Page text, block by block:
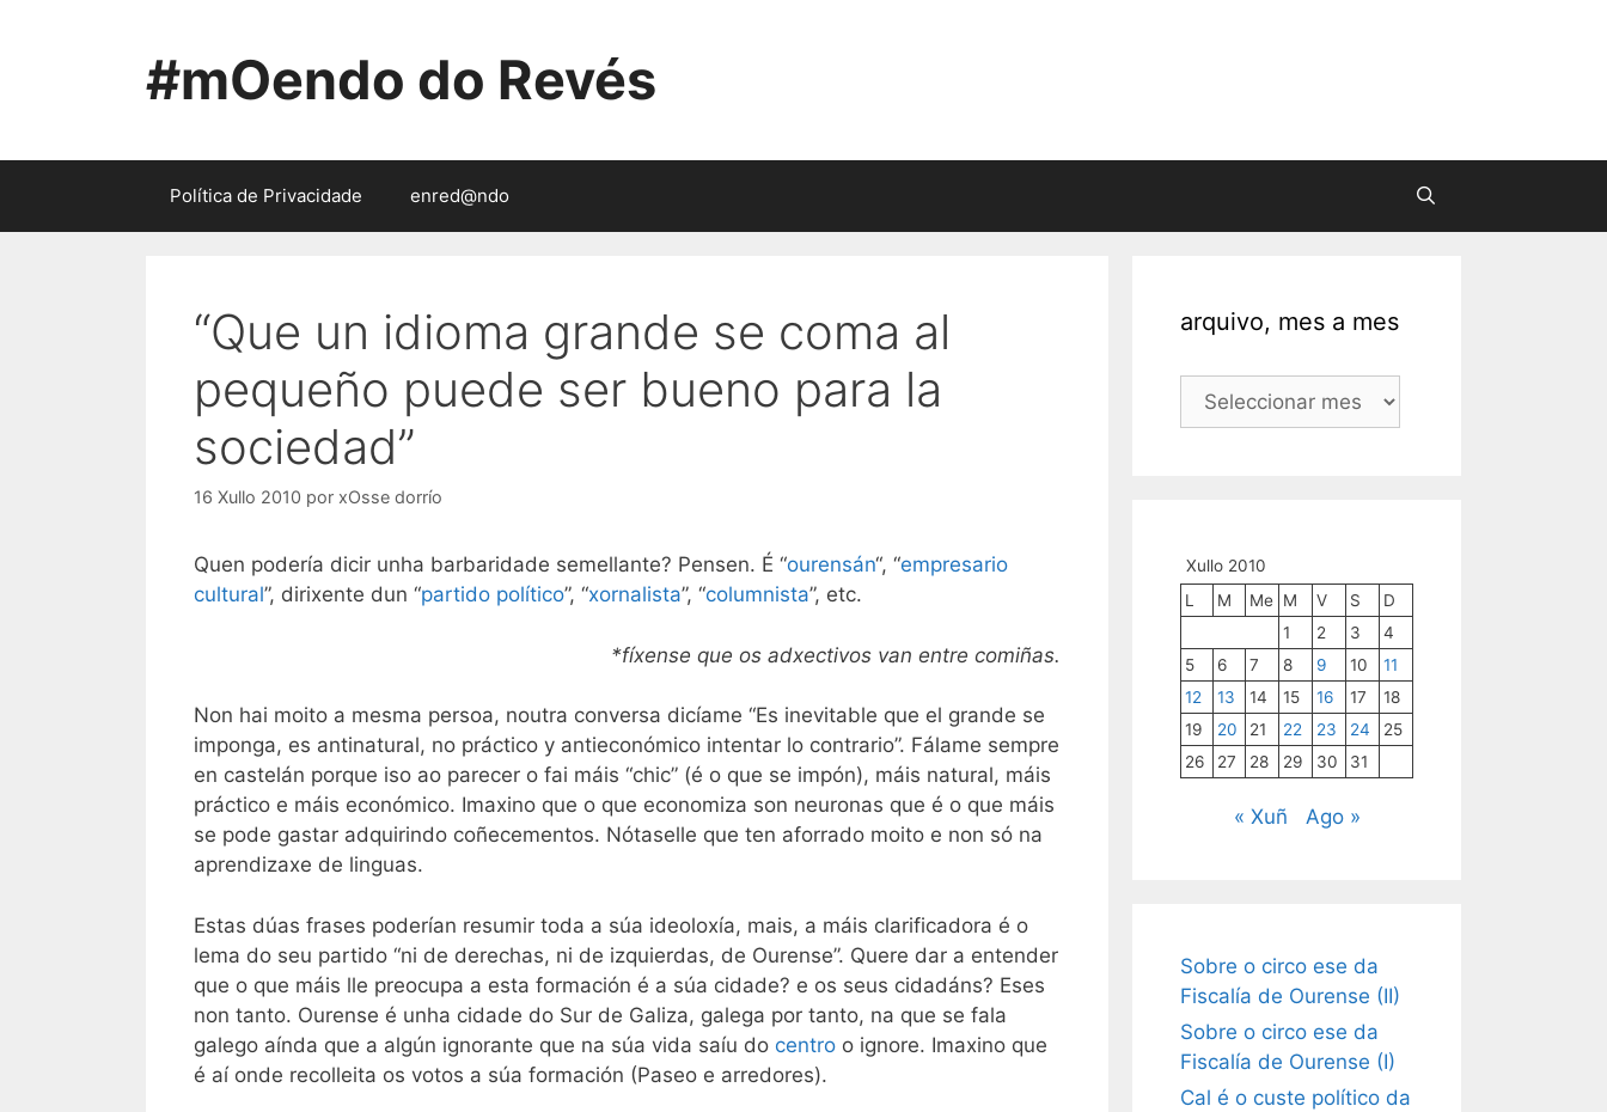
#mOendo do Revés
Política de Privacidade enred@ndo
“Que un idioma grande se coma al
pequeño puede ser bueno para la
sociedad”
16 Xullo 2010 por xOsse dorrío
Quen podería dicir unha barbaridade semellante? Pensen. É “ourensán“, “empresario
cultural”, dirixente dun “partido político”, “xornalista”, “columnista”, etc.
*fíxense que os adxectivos van entre comiñas.
Non hai moito a mesma persoa, noutra conversa dicíame “Es inevitable que el grande se
imponga, es antinatural, no práctico y antieconómico intentar lo contrario”. Fálame sempre
en castelán porque iso ao parecer o fai máis “chic” (é o que se impón), máis natural, máis
práctico e máis económico. Imaxino que o que economiza son neuronas que é o que máis
se pode gastar adquirindo coñecementos. Nótaselle que ten aforrado moito e non só na
aprendizaxe de linguas.
Estas dúas frases poderían resumir toda a súa ideoloxía, mais, a máis clarificadora é o
lema do seu partido “ni de derechas, ni de izquierdas, de Ourense”. Quere dar a entender
que o que máis lle preocupa a esta formación é a súa cidade? e os seus cidadáns? Eses
non tanto. Ourense é unha cidade do Sur de Galiza, galega por tanto, na que se fala
galego aínda que a algún ignorante que na súa vida saíu do centro o ignore. Imaxino que
é aí onde recolleita os votos a súa formación (Paseo e arredores).
arquivo, mes a mes
arquivo,
Xullo 2010
L
M Me M V S
D
1
2 3
4
5
6 7 8 9 10
11
12
13 14 15 16 17
18
19
20 21 22 23 24
25
26
27 28 29 30 31
« Xuñ Ago »
Sobre o circo ese da
Fiscalía de Ourense (II)
Sobre o circo ese da
Fiscalía de Ourense (I)
Cal é o custe político da